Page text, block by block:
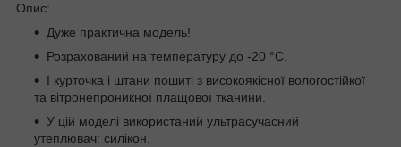
Опис:
Дуже практична модель!
Розрахований на температуру до -20 °C.
І курточка і штани пошиті з високоякісної вологостійкої
та вітронепроникної плащової тканини.
У цій моделі використаний ультрасучасний
утеплювач: силікон.